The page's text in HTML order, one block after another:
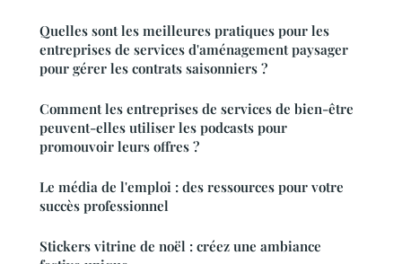
Quelles sont les meilleures pratiques pour les
entreprises de services d'aménagement paysager
pour gérer les contrats saisonniers ?
Comment les entreprises de services de bien-être
peuvent-elles utiliser les podcasts pour
promouvoir leurs offres ?
Le média de l'emploi : des ressources pour votre
succès professionnel
Stickers vitrine de noël : créez une ambiance